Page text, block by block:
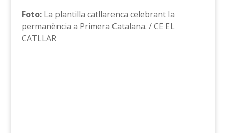
Foto:La plantilla catllarenca celebrant la
permanència a Primera Catalana. / CE EL
CATLLAR